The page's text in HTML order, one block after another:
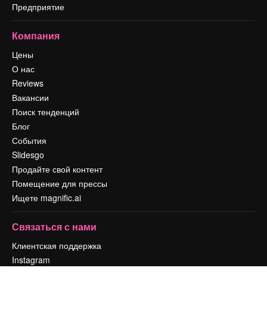
Предприятие
Компания
Цены
О нас
Reviews
Вакансии
Поиск тенденций
Блог
События
Slidesgo
Продайте свой контент
Помещение для прессы
Ищете magnific.ai
Связаться с нами
Клиентская поддержка
Instagram